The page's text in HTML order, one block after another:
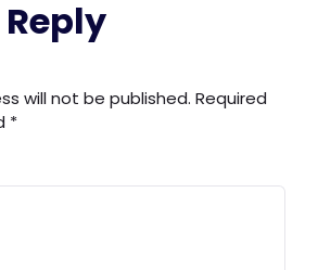
will not be published. Required
*